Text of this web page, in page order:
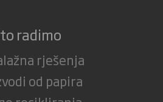
radimo
rješenja
od papira